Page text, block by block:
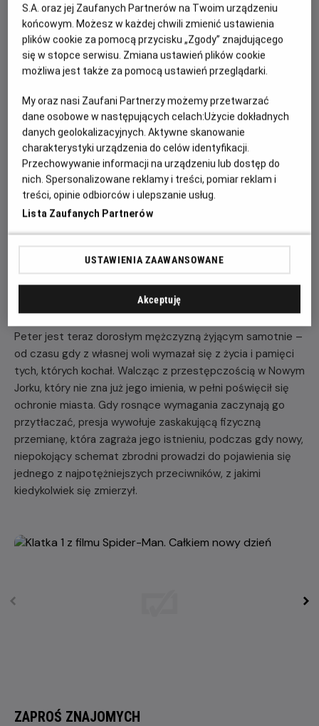
12:10
2D, dubbing
14:20
2D, napisy
15:20
2D, dubbing
17:00
2D, dubbing
20:15
2D, napisy
20:45
2D, napisy
POKAŻ KOLEJNE DNI
OPIS FILMU
Po światowym sukcesie Spider-Man: Bez drogi do domu,
rozdział w życiu Petera Parkera i Spider-Mana.
Peter jest teraz dorosłym mężczyzną żyjącym samotnie –
od czasu gdy z własnej woli wymazał się z życia i pamięci
tych, których kochał. Walcząc z przestępczością w Nowym
Jorku, który nie zna już jego imienia, w pełni poświęcił się
ochronie miasta. Gdy rosnące wymagania zaczynają go
przytłaczać, presja wywołuje zaskakującą fizyczną
przemianę, która zagraża jego istnieniu, podczas gdy nowy,
niepokojący schemat zbrodni prowadzi do pojawienia się
jednego z najpotężniejszych przeciwników, z jakimi
kiedykolwiek się zmierzył.
ZAPROŚ ZNAJOMYCH
S.A. oraz jej Zaufanych Partnerów na Twoim urządzeniu
końcowym. Możesz w każdej chwili zmienić ustawienia
plików cookie za pomocą przycisku „Zgody” znajdującego
się w stopce serwisu. Zmiana ustawień plików cookie
możliwa jest także za pomocą ustawień przeglądarki.
My oraz nasi Zaufani Partnerzy możemy przetwarzać
dane osobowe w następujących celach:Użycie dokładnych
danych geolokalizacyjnych. Aktywne skanowanie
charakterystyki urządzenia do celów identyfikacji.
Przechowywanie informacji na urządzeniu lub dostęp do
nich. Spersonalizowane reklamy i treści, pomiar reklam i
treści, opinie odbiorców i ulepszanie usług.
Lista Zaufanych Partnerów
USTAWIENIA ZAAWANSOWANE
Akceptuję